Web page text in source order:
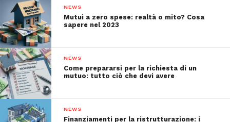
NEWS
Mutui a zero spese: realtà o mito? Cosa
sapere nel 2023
NEWS
Come prepararsi per la richiesta di un
mutuo: tutto ciò che devi avere
NEWS
Finanziamenti per la ristrutturazione: i